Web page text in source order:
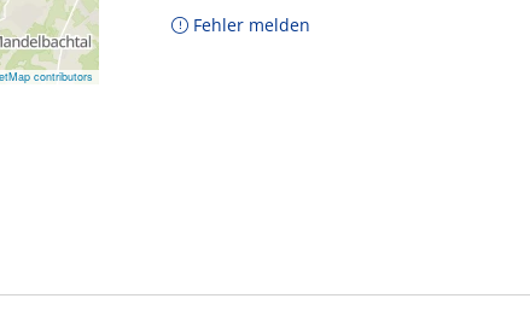
contributors
Fehler melden